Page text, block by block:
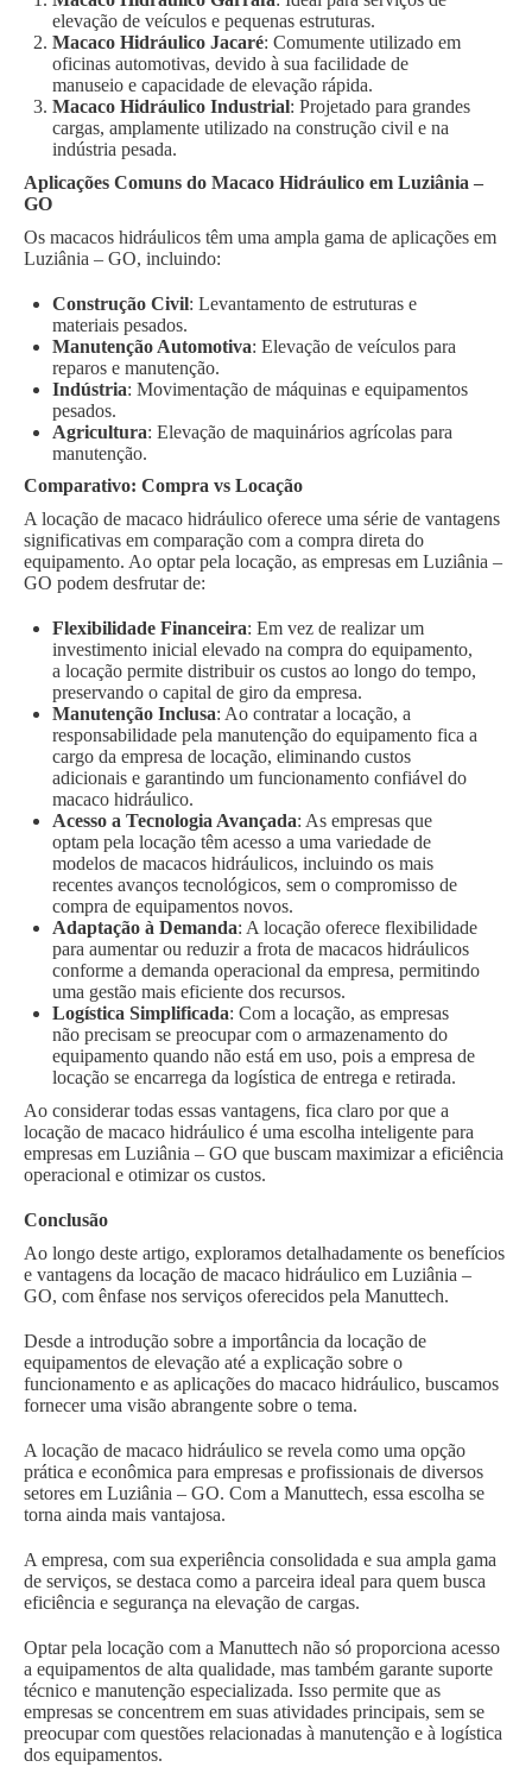
elevação de veículos e pequenas estruturas.
Macaco Hidráulico Jacaré: Comumente utilizado em
oficinas automotivas, devido à sua facilidade de
manuseio e capacidade de elevação rápida.
Macaco Hidráulico Industrial: Projetado para grandes
cargas, amplamente utilizado na construção civil e na
indústria pesada.
Aplicações Comuns do Macaco Hidráulico em Luziânia –
GO
Os macacos hidráulicos têm uma ampla gama de aplicações em
Luziânia – GO, incluindo:
Construção Civil: Levantamento de estruturas e
materiais pesados.
Manutenção Automotiva: Elevação de veículos para
reparos e manutenção.
Indústria: Movimentação de máquinas e equipamentos
pesados.
Agricultura: Elevação de maquinários agrícolas para
manutenção.
Comparativo: Compra vs Locação
A locação de macaco hidráulico oferece uma série de vantagens
significativas em comparação com a compra direta do
equipamento. Ao optar pela locação, as empresas em Luziânia –
GO podem desfrutar de:
Flexibilidade Financeira: Em vez de realizar um
investimento inicial elevado na compra do equipamento,
a locação permite distribuir os custos ao longo do tempo,
preservando o capital de giro da empresa.
Manutenção Inclusa: Ao contratar a locação, a
responsabilidade pela manutenção do equipamento fica a
cargo da empresa de locação, eliminando custos
adicionais e garantindo um funcionamento confiável do
macaco hidráulico.
Acesso a Tecnologia Avançada: As empresas que
optam pela locação têm acesso a uma variedade de
modelos de macacos hidráulicos, incluindo os mais
recentes avanços tecnológicos, sem o compromisso de
compra de equipamentos novos.
Adaptação à Demanda: A locação oferece flexibilidade
para aumentar ou reduzir a frota de macacos hidráulicos
conforme a demanda operacional da empresa, permitindo
uma gestão mais eficiente dos recursos.
Logística Simplificada: Com a locação, as empresas
não precisam se preocupar com o armazenamento do
equipamento quando não está em uso, pois a empresa de
locação se encarrega da logística de entrega e retirada.
Ao considerar todas essas vantagens, fica claro por que a
locação de macaco hidráulico é uma escolha inteligente para
empresas em Luziânia – GO que buscam maximizar a eficiência
operacional e otimizar os custos.
Conclusão
Ao longo deste artigo, exploramos detalhadamente os benefícios
e vantagens da locação de macaco hidráulico em Luziânia –
GO, com ênfase nos serviços oferecidos pela Manuttech.
Desde a introdução sobre a importância da locação de
equipamentos de elevação até a explicação sobre o
funcionamento e as aplicações do macaco hidráulico, buscamos
fornecer uma visão abrangente sobre o tema.
A locação de macaco hidráulico se revela como uma opção
prática e econômica para empresas e profissionais de diversos
setores em Luziânia – GO. Com a Manuttech, essa escolha se
torna ainda mais vantajosa.
A empresa, com sua experiência consolidada e sua ampla gama
de serviços, se destaca como a parceira ideal para quem busca
eficiência e segurança na elevação de cargas.
Optar pela locação com a Manuttech não só proporciona acesso
a equipamentos de alta qualidade, mas também garante suporte
técnico e manutenção especializada. Isso permite que as
empresas se concentrem em suas atividades principais, sem se
preocupar com questões relacionadas à manutenção e à logística
dos equipamentos.